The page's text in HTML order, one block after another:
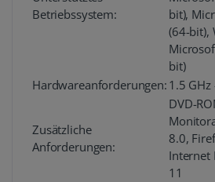
Betriebssystem:
bit),
(64-bit),
bit)
Hardwareanforderungen: 1.5 GHz
Zusätzliche
Anforderungen:
DVD-
8.0,
Internet
11